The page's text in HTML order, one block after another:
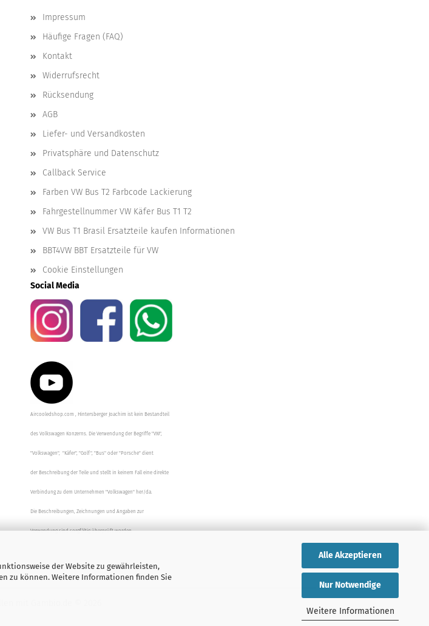
der Website zu gewährleisten,
zu können. Weitere Informationen finden Sie
Alle Akzeptieren
Nur Notwendige
Weitere Informationen
Impressum
Häufige Fragen (FAQ)
Kontakt
Widerrufsrecht
Rücksendung
AGB
Liefer- und Versandkosten
Privatsphäre und Datenschutz
Callback Service
Farben VW Bus T2 Farbcode Lackierung
Fahrgestellnummer VW Käfer Bus T1 T2
VW Bus T1 Brasil Ersatzteile kaufen Informationen
BBT4VW BBT Ersatzteile für VW
Cookie Einstellungen
Social Media
Aircooledshop.com , Hintersberger Joachim ist kein Bestandteil
des Volkswagen Konzerns. Die Verwendung der Begriffe "VW",
"Volkswagen", "Käfer", "Golf", "Bus" oder "Porsche" dient
der Beschreibung der Teile und stellt in keinem Fall eine direkte
Verbindung zu dem Unternehmen "Volkswagen" her/da.
Die Beschreibungen, Zeichnungen und Angaben zur
Verwendung sind sorgfältig überprüft worden.